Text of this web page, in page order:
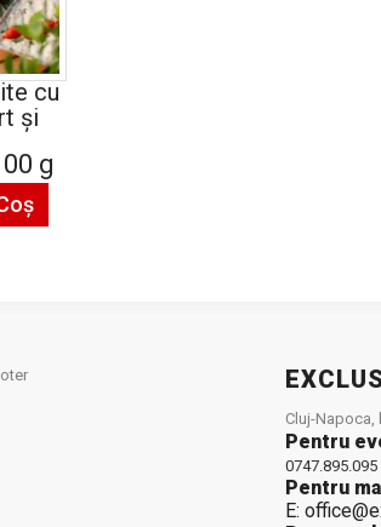
cu
și
g
Cluj-Napoca,
Pentru
0747.895.095
Pentru
E: